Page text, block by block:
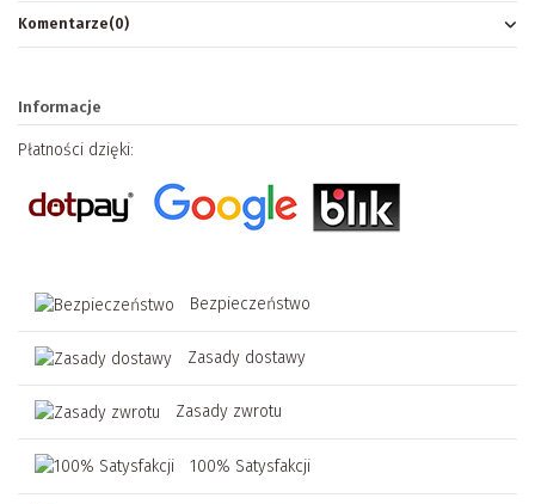
Komentarze(0)
Informacje
Płatności dzięki:
Bezpieczeństwo
Zasady dostawy
Zasady zwrotu
100% Satysfakcji